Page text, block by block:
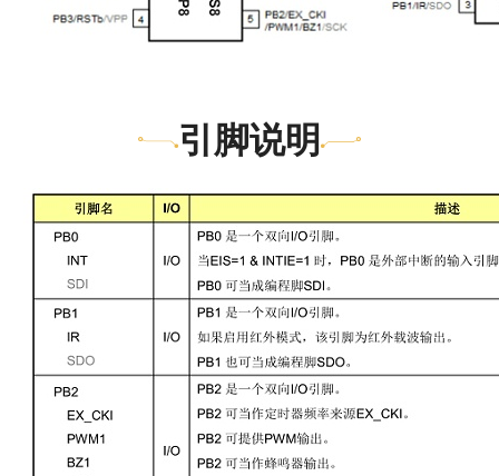
灌电流(Small Sink Current)
或一般灌电流(Normal
Current)或一般推电流
(Normal Drive Current)，
8 层程序堆栈(Stack)。
存取数据有直接或间接寻
四种工作模式可随系统
式(Halt mode)。
六种硬件中断：Timer0
断。WDT 中断。PB 输
状态改变中断。外部中
输入。低电压侦测中断
NY8A051H在待机模式
(Standby mode)下的六种
唤醒中断：Timer0 溢位
断。Timer1 借位中断。
WDT 中断。PB 输入状
改变中断。外部中断输
入。低电压侦测中断。
NY8A051H在睡眠模式
(Halt mode)下的叁种唤
引脚说明